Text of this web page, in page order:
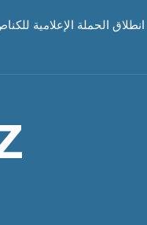
الحملة الإعلامية